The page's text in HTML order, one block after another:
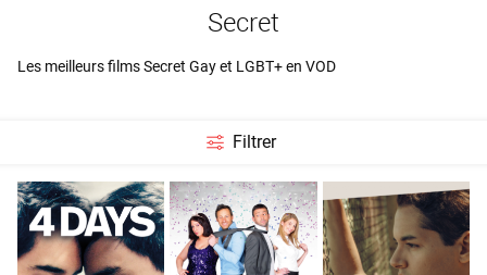
Secret
Les meilleurs films Secret Gay et LGBT+ en VOD
Filtrer